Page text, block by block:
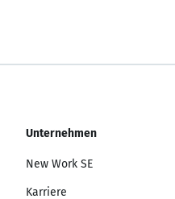
Unternehmen
New Work SE
Karriere